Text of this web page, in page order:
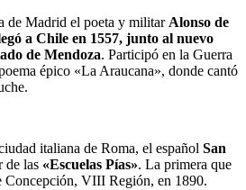
de Madrid el poeta y militar Alonso de
a Chile en 1557, junto al nuevo
de Mendoza. Participó en la Guerra
épico «La Araucana», donde cantó
italiana de Roma, el español San
de las «Escuelas Pías». La primera que
Concepción, VIII Región, en 1890.